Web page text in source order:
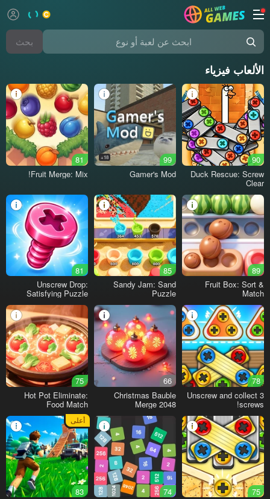
ابحث عن لعبة أو نوع بحث
الألعاب فيزياء
90
Duck Rescue: Screw
Clear
99
18+
Gamer's Mod
81
Fruit Merge: Mix!
89
Fruit Box: Sort &
Match
85
Sandy Jam: Sand
Puzzle
81
Unscrew Drop:
Satisfying Puzzle
78
Unscrew and collect 3
screws!
66
Christmas Bauble
Merge 2048
75
Hot Pot Eliminate:
Food Match
75
74
83
أعلى